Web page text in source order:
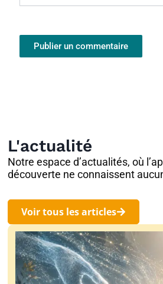
L'actualité
Notre espace d’actualités, où
découverte ne connaissent
Voir tous les articles